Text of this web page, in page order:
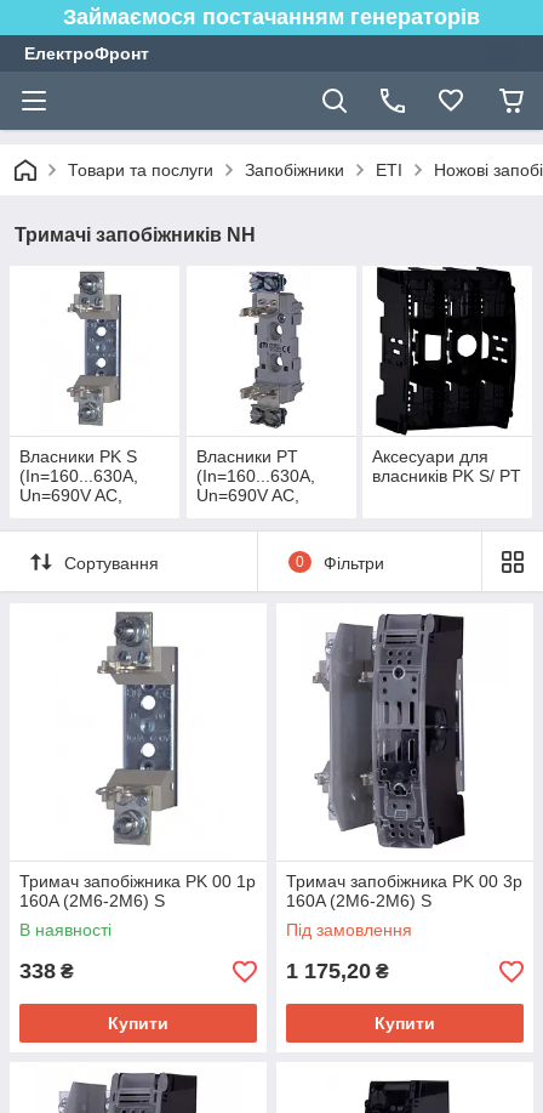
Займаємося постачанням генераторів
ЕлектроФронт
Товари та послуги Запобіжники ETI Ножові
Тримачі запобіжників NH
Власники PK S
(In=160...630A,
Un=690V AC,
метало-керамічне
підстава)
Власники PT
(In=160...630A,
Un=690V AC,
пластикове
Аксесуари для
власників PK S/ PT
Сортування 0 Фільтри
Тримач запобіжника PK 00 1p
160A (2M6-2M6) S
В наявності
338 ₴
Купити
Тримач запобіжника PK 00 3p
160A (2M6-2M6) S
Під замовлення
1 175,20 ₴
Купити